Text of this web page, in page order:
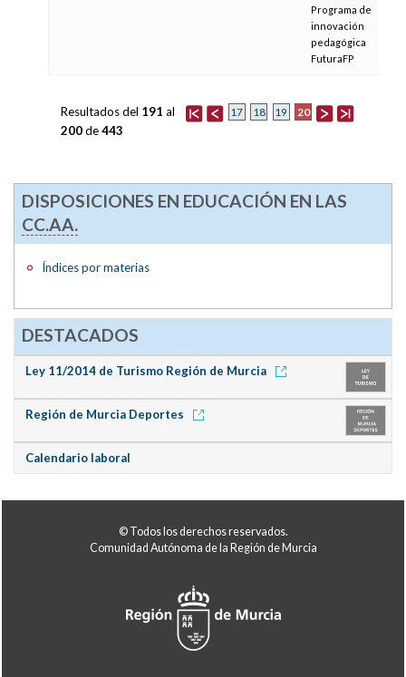
Programa de
innovación
pedagógica
FuturaFP
17 18 19 20
Resultados del 191 al
200de443
DISPOSICIONES EN EDUCACIÓN EN LAS
CC.AA.
Índices por materias
DESTACADOS
Ley 11/2014 de Turismo Región de Murcia
Región de Murcia Deportes
Calendario laboral
© Todos los derechos reservados.
Comunidad Autónoma de la Región de Murcia